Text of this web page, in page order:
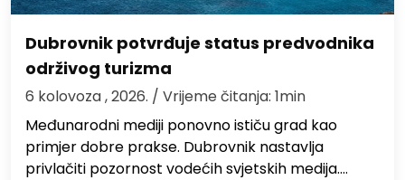
Dubrovnik potvrđuje status predvodnika
održivog turizma
6 kolovoza , 2026. / Vrijeme čitanja: 1min
Međunarodni mediji ponovno ističu grad kao
primjer dobre prakse. Dubrovnik nastavlja
privlačiti pozornost vodećih svjetskih medija.…